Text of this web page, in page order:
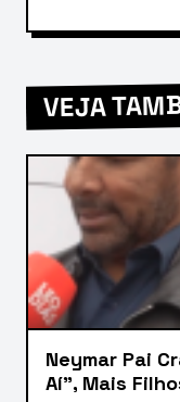
VEJA
Neymar Pai
Aí”, Mais